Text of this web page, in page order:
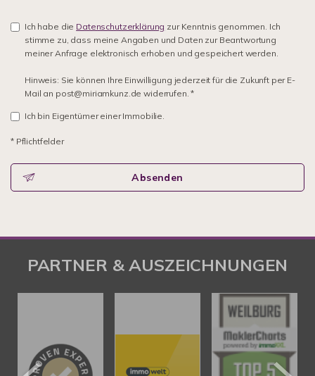
Ich habe die Datenschutzerklärung zur Kenntnis genommen. Ich
stimme zu, dass meine Angaben und Daten zur Beantwortung
meiner Anfrage elektronisch erhoben und gespeichert werden.
Hinweis: Sie können Ihre Einwilligung jederzeit für die Zukunft per E-
Mail an post@miriamkunz.de widerrufen. *
Ich bin Eigentümer einer Immobilie.
* Pflichtfelder
Absenden
PARTNER & AUSZEICHNUNGEN